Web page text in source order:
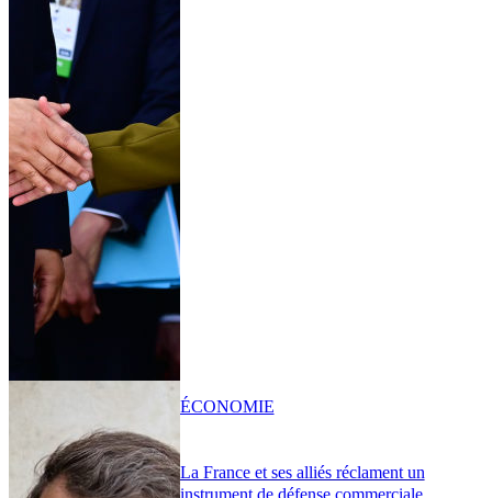
La France et ses alliés réclament un
ÉCONOMIE